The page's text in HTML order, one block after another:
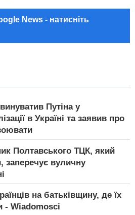
Путіна у
в Україні та заявив про
Полтавського ТЦК, який
заперечує вуличну
на батьківщину, де їх
- Wiadomosci
News - натисніть